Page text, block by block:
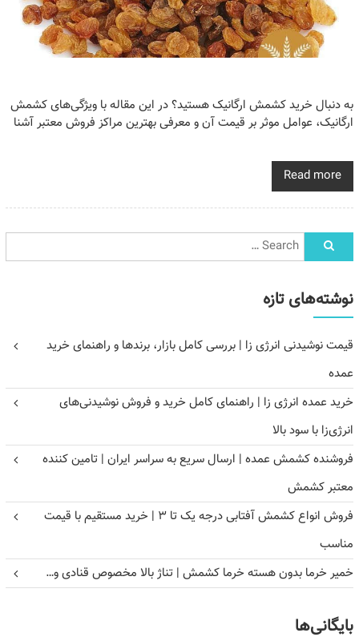
به دنبال خرید کشمش ارگانیک هستید؟ در این مقاله با ویژگی‌های کشمش
ارگانیک، عوامل موثر بر قیمت آن و معرفی بهترین مراکز فروش معتبر آشنا
Read more
نوشته‌های تازه
قیمت نوشیدنی انرژی زا | بررسی کامل بازار، برندها و راهنمای خرید
عمده
خرید عمده انرژی زا | راهنمای کامل خرید و فروش نوشیدنی‌های
انرژی‌زا با سود بالا
فروشنده کشمش عمده | ارسال سریع به سراسر ایران | تامین کننده
معتبر کشمش
فروش انواع کشمش آفتابی درجه یک تا ۳ | خرید مستقیم با قیمت
مناسب
خمیر خرما بدون هسته خرما کشمش | تناژ بالا مخصوص قنادی و…
بایگانی‌ها